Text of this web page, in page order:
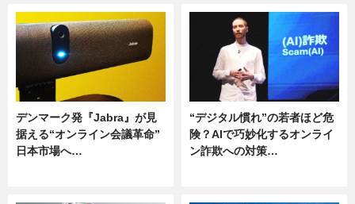
デンマーク発『Jabra』が見
据える“オンライン会議革命”
日本市場へ…
“デジタル慣れ”の若者ほど危
険？AIで巧妙化するオンライ
ン詐欺への対策…